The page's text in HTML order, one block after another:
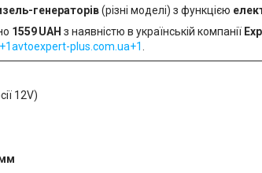
генераторів(різні моделі) з функцією
1559 UAH з наявністю в українській компанії
plus.com.ua+1
12V)